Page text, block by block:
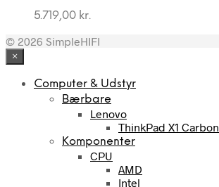
5.719,00 kr.
© 2026 SimpleHIFI
×
Computer & Udstyr
Bærbare
Lenovo
ThinkPad X1 Carbon
Komponenter
CPU
AMD
Intel